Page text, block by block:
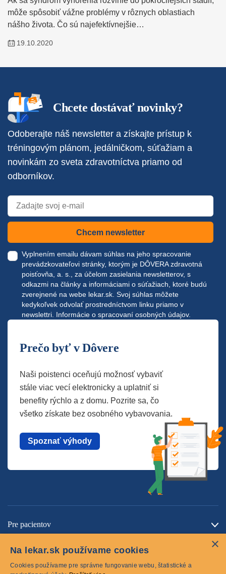
môže spôsobiť vážne problémy v rôznych oblastiach
nášho života. Čo sú najefektívnejšie…
19.10.2020
Chcete dostávať novinky?
Odoberajte náš newsletter a získajte prístup k
tréningovým plánom, jedálničkom, súťažiam a
novinkám zo sveta zdravotníctva priamo od
odborníkov.
Chcem newsletter
Vyplnením emailu dávam súhlas na jeho spracovanie
prevádzkovateľovi stránky, ktorým je DÔVERA zdravotná
poisťovňa, a. s., za účelom zasielania newsletterov, s
odkazmi na články a informáciami o súťažiach, ktoré budú
zverejnené na webe lekar.sk. Svoj súhlas môžete
kedykoľvek odvolať prostredníctvom linku priamo v
newslettri. Informácie o spracovaní osobných údajov.
Prečo byť v Dôvere
Naši poistenci oceňujú možnosť vybaviť
stále viac vecí elektronicky a uplatniť si
benefity rýchlo a z domu. Pozrite sa, čo
všetko získate bez osobného vybavovania.
Spoznať výhody
Pre pacientov
×
Na lekar.sk používame cookies
Cookies používame pre správne fungovanie webu, štatistické a